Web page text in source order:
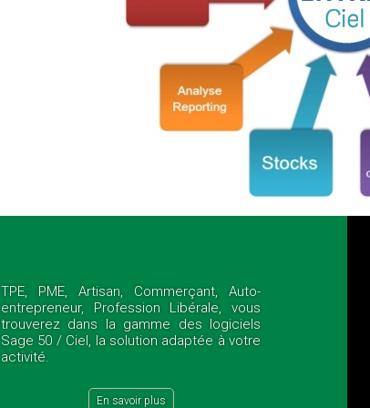
TPE, PME, Artisan, Commerçant, Auto-
entrepreneur, Profession Libérale, vous
trouverez dans la gamme des logiciels
Sage 50 / Ciel, la solution adaptée à votre
activité.
En savoir plus